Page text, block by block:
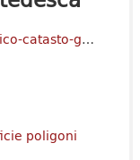
de/index.html
poligoni